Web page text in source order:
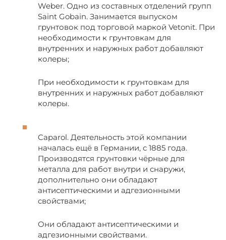
Weber. Одно из составных отделений групп
Saint Gobain. Занимается выпуском
грунтовок под торговой маркой Vetonit. При
необходимости к грунтовкам для
внутренних и наружных работ добавляют
колеры;
При необходимости к грунтовкам для
внутренних и наружных работ добавляют
колеры.
Caparol. Деятельность этой компании
началась ещё в Германии, с 1885 года.
Производятся грунтовки чёрные для
металла для работ внутри и снаружи,
дополнительно они обладают
антисептическими и адгезионными
свойствами;
Они обладают антисептическими и
адгезионными свойствами.